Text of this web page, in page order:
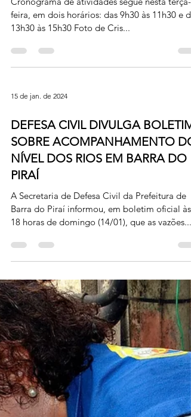
FÉRIAS NO ZOO DE VR ATRAI 300
feira, em dois horários: das 9h30 às 11h30 e
13h30 às 15h30 Foto de Cris...
15 de jan. de 2024
DEFESA CIVIL DIVULGA BOLETIM
SOBRE ACOMPANHAMENTO DO
NÍVEL DOS RIOS EM BARRA DO
PIRAÍ
A Secretaria de Defesa Civil da Prefeitura de
Barra do Piraí informou, em boletim oficial às
18 horas de domingo (14/01), que as vazões...